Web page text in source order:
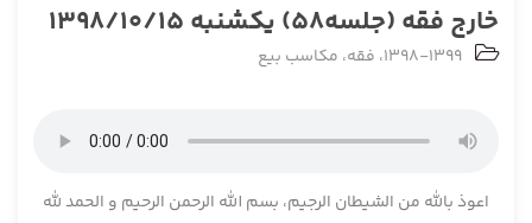
خارج فقه (جلسه58) یکشنبه 1398/10/15
1398-1399، فقه، مکاسب بیع
اعوذ بالله من الشیطان الرجیم، بسم الله الرحمن الرحیم و الحمد لله